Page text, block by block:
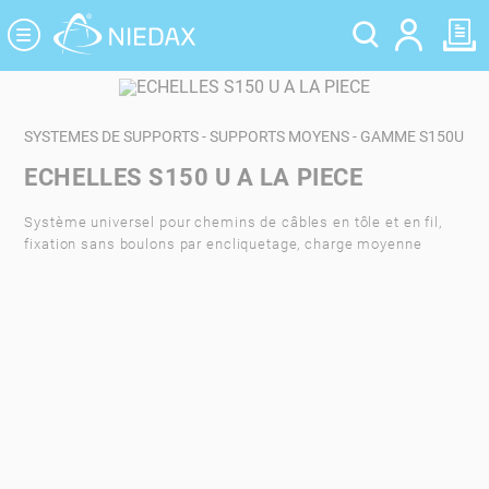
SYSTEMES DE SUPPORTS - SUPPORTS MOYENS - GAMME S150U
ECHELLES S150 U A LA PIECE
Système universel pour chemins de câbles en tôle et en fil,
fixation sans boulons par encliquetage, charge moyenne
Panneau de gestion des cookies